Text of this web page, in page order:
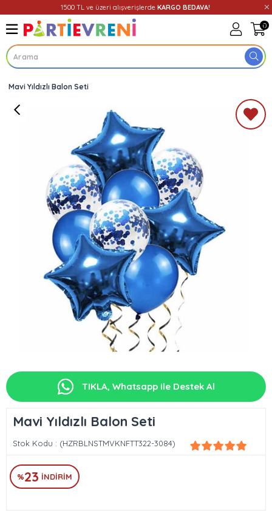
1500 TL ve üzeri alışverişlerde KARGO BEDAVA!
0
Mavi Yıldızlı Balon Seti
TIKLA, Whatsapp ile Destek Al
Mavi Yıldızlı Balon Seti
Stok Kodu (HZRBLNSTMVKNFTT322-3084)
%23 İNDIRIM